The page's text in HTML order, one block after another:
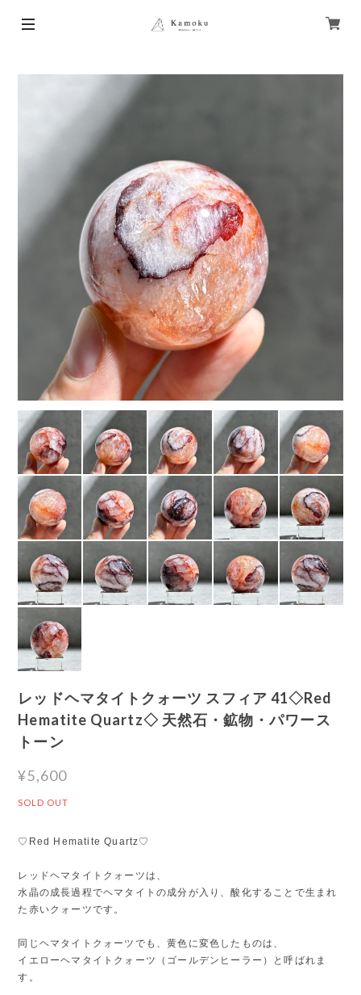
レッドヘマタイトクォーツ スフィア 41◇Red
Hematite Quartz◇ 天然石・鉱物・パワース
トーン
¥5,600
SOLD OUT
♡Red Hematite Quartz♡
レッドヘマタイトクォーツは、
水晶の成長過程でヘマタイトの成分が入り、酸化することで生まれ
た赤いクォーツです。
同じヘマタイトクォーツでも、黄色に変色したものは、
イエローヘマタイトクォーツ（ゴールデンヒーラー）と呼ばれま
す。